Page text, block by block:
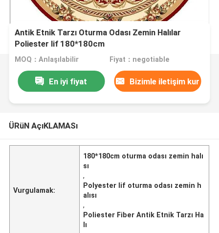
Antik Etnik Tarzı Oturma Odası Zemin Halılar
Poliester lif 180*180cm
MOQ：Anlaşılabilir Fiyat：negotiable
En iyi fiyat Bizimle iletişim kur
ÜRüN AçıKLAMASı
Vurgulamak:
180*180cm oturma odası zemin halı
sı
,
Polyester lif oturma odası zemin h
alısı
,
Poliester Fiber Antik Etnik Tarzı Ha
lı